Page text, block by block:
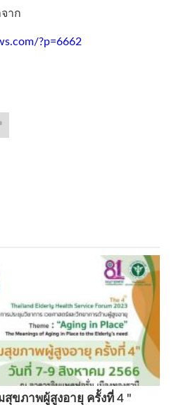
าก
?p=6662
ขภาพผู้สูงอายุ ครั้งที่ 4 "